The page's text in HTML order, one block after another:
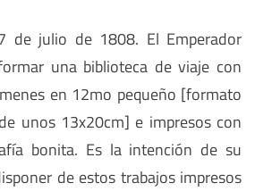
de julio de 1808. El Emperador
una biblioteca de viaje con
en 12mo pequeño [formato
unos 13x20cm] e impresos con
bonita. Es la intención de su
de estos trabajos impresos